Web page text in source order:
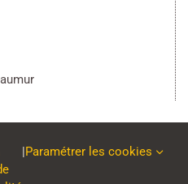
|Paramétrer les cookies